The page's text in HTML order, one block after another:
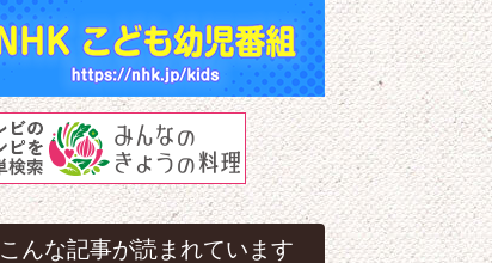
こんな記事が読まれています